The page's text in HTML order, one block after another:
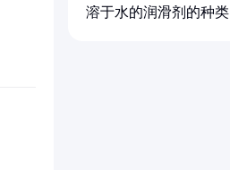
溶于水的润滑剂的种类